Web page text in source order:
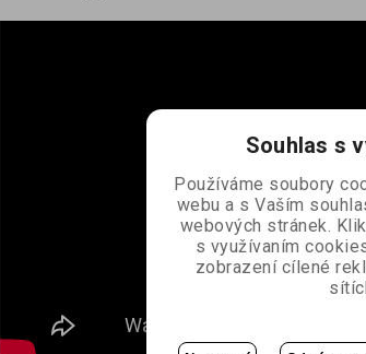
Souhlas s
Používáme soubory
webu a s Vaším
webových stránek.
s využívaním
zobrazení cílené